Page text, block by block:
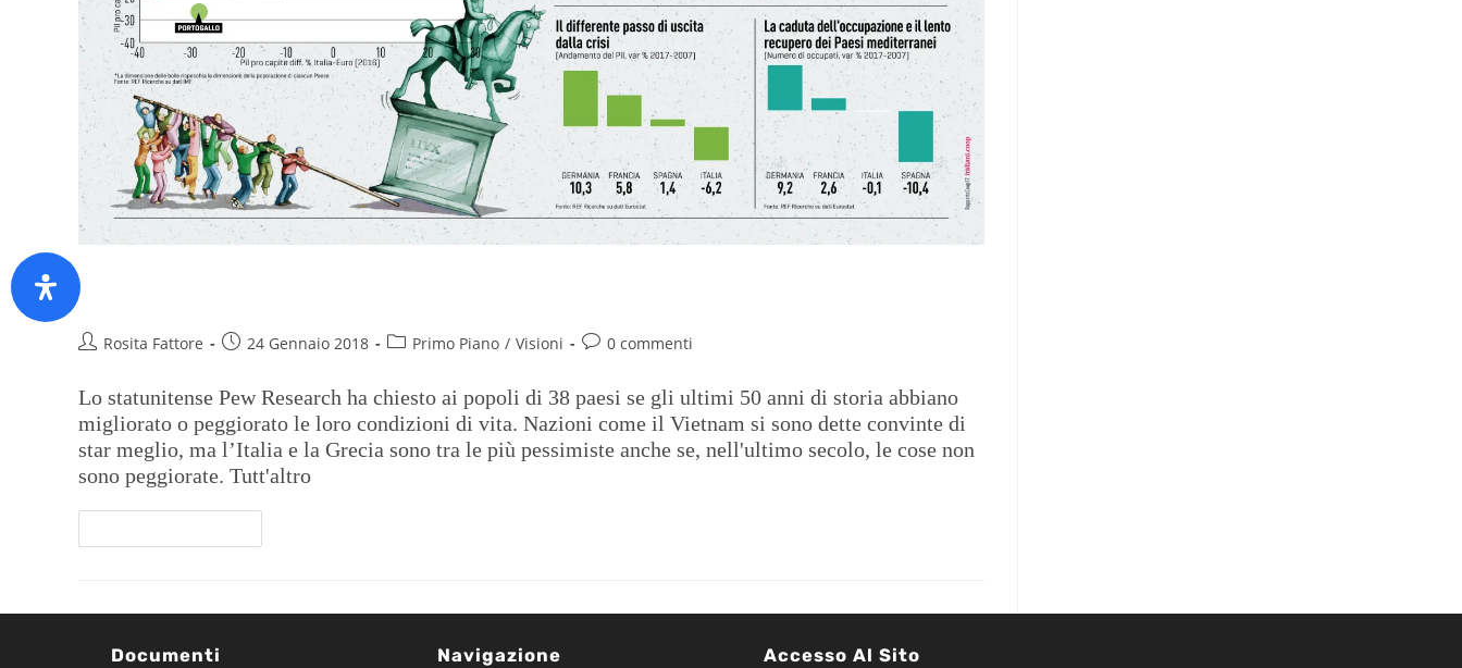
È meglio di quanto pensiamo
Rosita Fattore 24 Gennaio 2018 Primo Piano / Visioni 0 commenti
Lo statunitense Pew Research ha chiesto ai popoli di 38 paesi se gli ultimi 50 anni di storia abbiano
migliorato o peggiorato le loro condizioni di vita. Nazioni come il Vietnam si sono dette convinte di
star meglio, ma l’Italia e la Grecia sono tra le più pessimiste anche se, nell'ultimo secolo, le cose non
sono peggiorate. Tutt'altro
Documenti Navigazione Accesso Al Sito